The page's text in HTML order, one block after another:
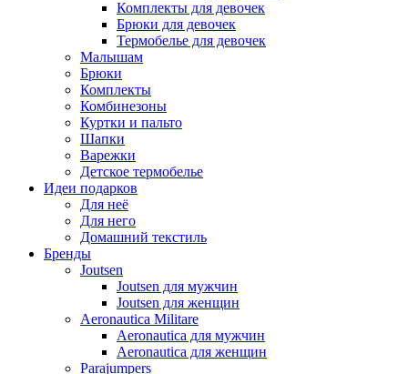
Комплекты для девочек
Брюки для девочек
Термобелье для девочек
Малышам
Брюки
Комплекты
Комбинезоны
Куртки и пальто
Шапки
Варежки
Детское термобелье
Идеи подарков
Для неё
Для него
Домашний текстиль
Бренды
Joutsen
Joutsen для мужчин
Joutsen для женщин
Aeronautica Militare
Aeronautica для мужчин
Aeronautica для женщин
Parajumpers